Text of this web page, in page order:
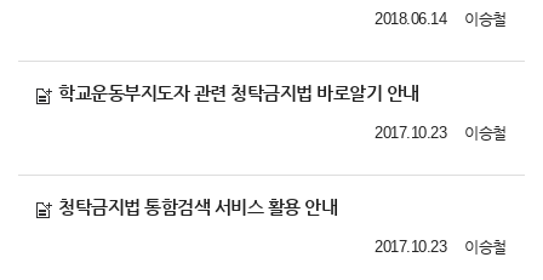
이승철
2018.06.14
학교운동부지도자 관련 청탁금지법 바로알기 안내
이승철
2017.10.23
청탁금지법 통함검색 서비스 활용 안내
이승철
2017.10.23